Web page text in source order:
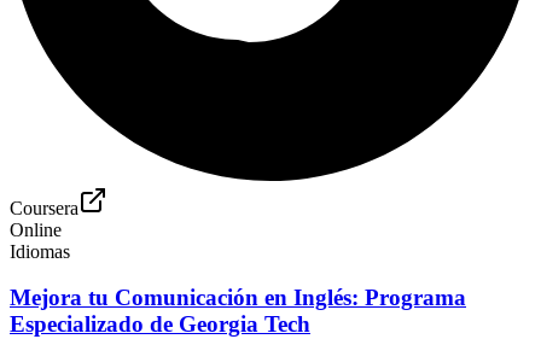
Coursera
Online
Idiomas
Mejora tu Comunicación en Inglés: Programa
Especializado de Georgia Tech